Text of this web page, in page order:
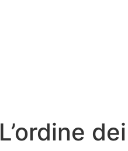
L’ordine